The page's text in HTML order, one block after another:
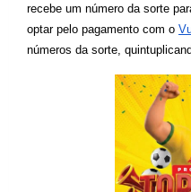
recebe um número da sorte
optar pelo pagamento com o
números da sorte,